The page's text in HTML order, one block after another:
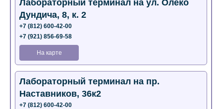
Лабораторный терминал на ул. Олеко
Дундича, 8, к. 2
+7 (812) 600-42-00
+7 (921) 856-69-58
На карте
Лабораторный терминал на пр.
Наставников, 36к2
+7 (812) 600-42-00